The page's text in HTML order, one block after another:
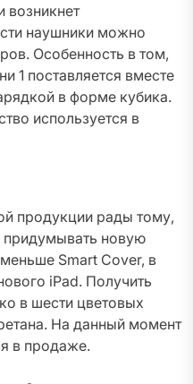
возникнет
наушники можно
Особенность в том,
1 поставляется вместе
в форме кубика.
используется в
продукции рады тому,
придумывать новую
Smart Cover, в
iPad. Получить
в шести цветовых
На данный момент
в продаже.